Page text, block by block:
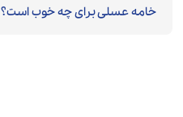
خامه عسلی برای چه خوب است؟